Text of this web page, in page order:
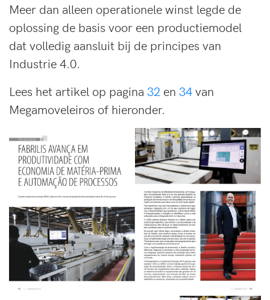
Meer dan alleen operationele winst legde de
oplossing de basis voor een productie­model
dat volledig aansluit bij de principes van
Industrie 4.0.
Lees het artikel op pagina 32 en 34van
Megamoveleiros of hieronder.